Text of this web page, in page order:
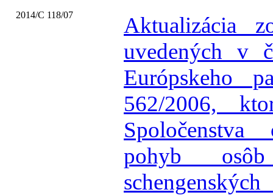
2014/C 118/07
Aktualizácia
uvedených v
Európskeho
562/2006,
pohyb